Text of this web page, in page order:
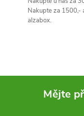
Nakupte za 1500,-
alzabox.
Mějte